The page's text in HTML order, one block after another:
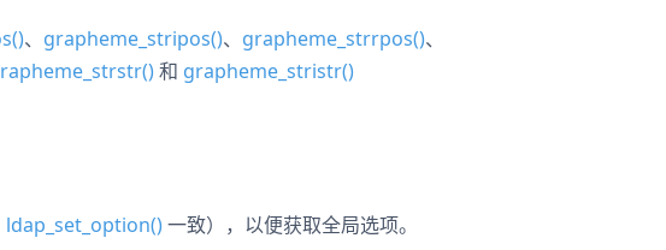
、 grapheme_stripos()、 grapheme_strrpos()、
和 grapheme_stristr()
ldap_set_option()一致），以便获取全局选项。